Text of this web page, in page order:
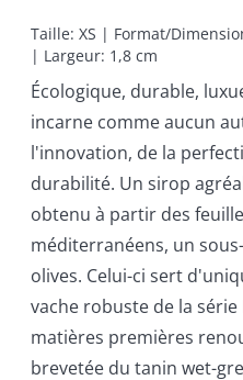
Taille: XS | Format/
| Largeur: 1,8 cm
Écologique, durable,
incarne comme aucun
l'innovation, de la
durabilité. Un sirop
obtenu à partir des
méditerranéens, un
olives. Celui-ci sert
vache robuste de la série
matières premières
brevetée du tanin wet-